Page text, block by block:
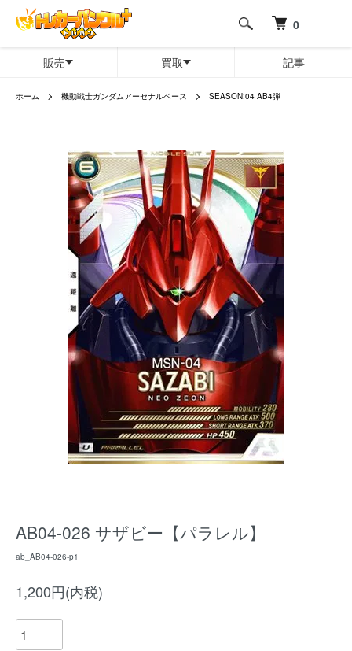
0
販売 買取 記事
ホーム 機動戦士ガンダムアーセナルベース SEASON:04 AB4弾
AB04-026 サザビー【パラレル】
ab_AB04-026-p1
1,200円(内税)